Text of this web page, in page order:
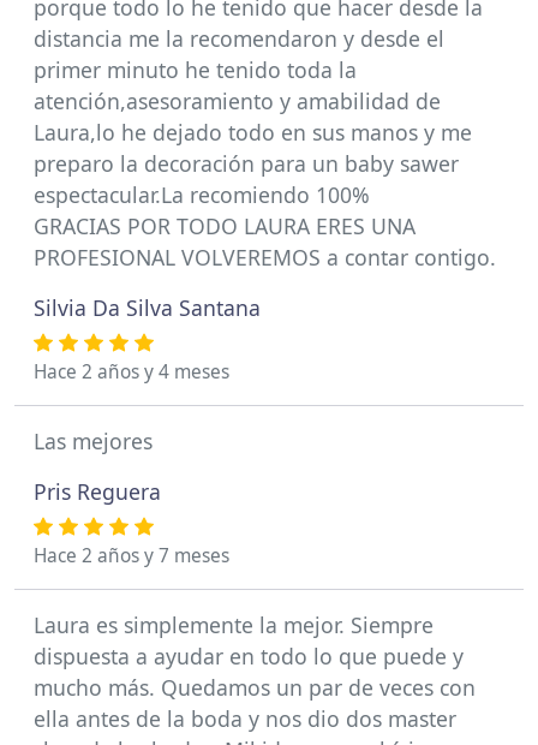
porque todo lo he tenido que hacer desde la
distancia me la recomendaron y desde el
primer minuto he tenido toda la
atención,asesoramiento y amabilidad de
Laura,lo he dejado todo en sus manos y me
preparo la decoración para un baby sawer
espectacular.La recomiendo 100%
GRACIAS POR TODO LAURA ERES UNA
PROFESIONAL VOLVEREMOS a contar contigo.
Silvia Da Silva Santana
Hace 2 años y 4 meses
Las mejores
Pris Reguera
Hace 2 años y 7 meses
Laura es simplemente la mejor. Siempre
dispuesta a ayudar en todo lo que puede y
mucho más. Quedamos un par de veces con
ella antes de la boda y nos dio dos master